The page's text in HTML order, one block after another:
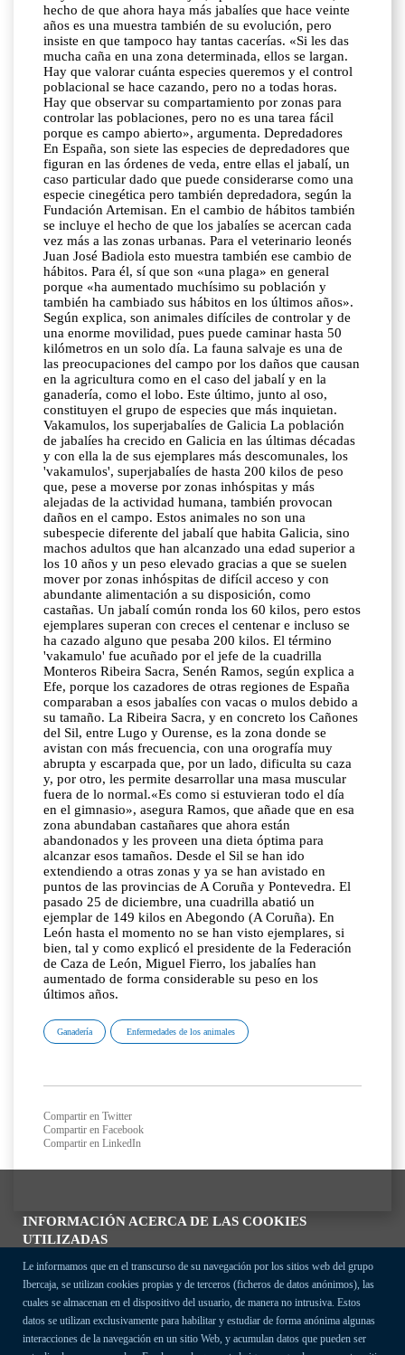
INFORMACIÓN ACERCA DE LAS COOKIES
UTILIZADAS
Le informamos que en el transcurso de su navegación por los sitios web del grupo
Ibercaja, se utilizan cookies propias y de terceros (ficheros de datos anónimos), las
cuales se almacenan en el dispositivo del usuario, de manera no intrusiva. Estos
datos se utilizan exclusivamente para habilitar y estudiar de forma anónima algunas
interacciones de la navegación en un sitio Web, y acumulan datos que pueden ser
hecho de que ahora haya más jabalíes que hace veinte
años es una muestra también de su evolución, pero
insiste en que tampoco hay tantas cacerías. «Si les das
mucha caña en una zona determinada, ellos se largan.
Hay que valorar cuánta especies queremos y el control
poblacional se hace cazando, pero no a todas horas.
Hay que observar su compartamiento por zonas para
controlar las poblaciones, pero no es una tarea fácil
porque es campo abierto», argumenta. Depredadores
En España, son siete las especies de depredadores que
figuran en las órdenes de veda, entre ellas el jabalí, un
caso particular dado que puede considerarse como una
especie cinegética pero también depredadora, según la
Fundación Artemisan. En el cambio de hábitos también
se incluye el hecho de que los jabalíes se acercan cada
vez más a las zonas urbanas. Para el veterinario leonés
Juan José Badiola esto muestra también ese cambio de
hábitos. Para él, sí que son «una plaga» en general
porque «ha aumentado muchísimo su población y
también ha cambiado sus hábitos en los últimos años».
Según explica, son animales difíciles de controlar y de
una enorme movilidad, pues puede caminar hasta 50
kilómetros en un solo día. La fauna salvaje es una de
las preocupaciones del campo por los daños que causan
en la agricultura como en el caso del jabalí y en la
ganadería, como el lobo. Este último, junto al oso,
constituyen el grupo de especies que más inquietan.
Vakamulos, los superjabalíes de Galicia La población
de jabalíes ha crecido en Galicia en las últimas décadas
y con ella la de sus ejemplares más descomunales, los
'vakamulos', superjabalíes de hasta 200 kilos de peso
que, pese a moverse por zonas inhóspitas y más
alejadas de la actividad humana, también provocan
daños en el campo. Estos animales no son una
subespecie diferente del jabalí que habita Galicia, sino
machos adultos que han alcanzado una edad superior a
los 10 años y un peso elevado gracias a que se suelen
mover por zonas inhóspitas de difícil acceso y con
abundante alimentación a su disposición, como
castañas. Un jabalí común ronda los 60 kilos, pero estos
ejemplares superan con creces el centenar e incluso se
ha cazado alguno que pesaba 200 kilos. El término
'vakamulo' fue acuñado por el jefe de la cuadrilla
Monteros Ribeira Sacra, Senén Ramos, según explica a
Efe, porque los cazadores de otras regiones de España
comparaban a esos jabalíes con vacas o mulos debido a
su tamaño. La Ribeira Sacra, y en concreto los Cañones
del Sil, entre Lugo y Ourense, es la zona donde se
avistan con más frecuencia, con una orografía muy
abrupta y escarpada que, por un lado, dificulta su caza
y, por otro, les permite desarrollar una masa muscular
fuera de lo normal.«Es como si estuvieran todo el día
en el gimnasio», asegura Ramos, que añade que en esa
zona abundaban castañares que ahora están
abandonados y les proveen una dieta óptima para
alcanzar esos tamaños. Desde el Sil se han ido
extendiendo a otras zonas y ya se han avistado en
puntos de las provincias de A Coruña y Pontevedra. El
pasado 25 de diciembre, una cuadrilla abatió un
ejemplar de 149 kilos en Abegondo (A Coruña). En
León hasta el momento no se han visto ejemplares, si
bien, tal y como explicó el presidente de la Federación
de Caza de León, Miguel Fierro, los jabalíes han
aumentado de forma considerable su peso en los
últimos años.
Ganadería Enfermedades de los animales
Compartir en Twitter
Compartir en Facebook
Compartir en LinkedIn